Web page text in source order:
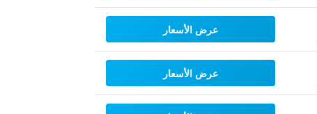
عرض الأسعار
عرض الأسعار